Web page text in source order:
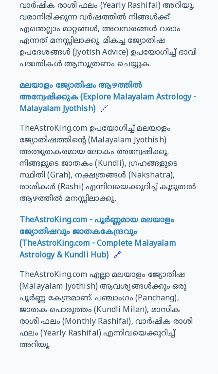
വാർഷിക രാശി ഫലം (Yearly Rashifal) അറിയൂ.
വരാനിരിക്കുന്ന വർഷത്തിൽ നിങ്ങൾക്ക്
എന്തെല്ലാം മാറ്റങ്ങൾ, അവസരങ്ങൾ വരാം
എന്നത് മനസ്സിലാക്കൂ. മികച്ച ജ്യോതിഷ
ഉപദേശങ്ങൾ (Jyotish Advice) ഉപയോഗിച്ച് ഭാവി
പദ്ധതികൾ ആസൂത്രണം ചെയ്യുക.
മലയാളം ജ്യോതിഷം ആഴത്തിൽ
അന്വേഷിക്കുക (Explore Malayalam Astrology -
Malayalam Jyothish) 🔗
TheAstroKing.com ഉപയോഗിച്ച് മലയാളം
ജ്യോതിഷത്തിന്റെ (Malayalam Jyothish)
അത്ഭുതകരമായ ലോകം അന്വേഷിക്കൂ.
നിങ്ങളുടെ ജാതകം (Kundli), ഗ്രഹങ്ങളുടെ
സ്ഥിതി (Grah), നക്ഷത്രങ്ങൾ (Nakshatra),
രാശികൾ (Rashi) എന്നിവയെക്കുറിച്ച് കൂടുതൽ
ആഴത്തിൽ മനസ്സിലാക്കൂ.
TheAstroKing.com - പൂർണ്ണമായ മലയാളം
ജ്യോതിഷവും ജാതകകേന്ദ്രവും
(TheAstroKing.com - Complete Malayalam
Astrology & Kundli Hub) 🔗
TheAstroKing.com എല്ലാ മലയാളം ജ്യോതിഷ
(Malayalam Jyothish) ആവശ്യങ്ങൾക്കും ഒരു
പൂർണ്ണ കേന്ദ്രമാണ്. പഞ്ചാംഗം (Panchang),
ജാതക പൊരുത്തം (Kundli Milan), മാസിക
രാശി ഫലം (Monthly Rashifal), വാർഷിക രാശി
ഫലം (Yearly Rashifal) എന്നിവയെക്കുറിച്ച്
അറിയൂ.